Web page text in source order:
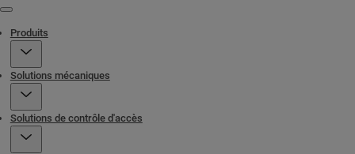
Produits
Solutions mécaniques
Solutions de contrôle d'accès